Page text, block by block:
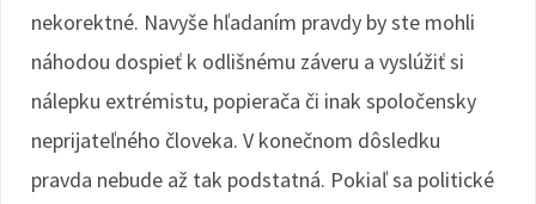
nekorektné. Navyše hľadaním pravdy by ste mohli
náhodou dospieť k odlišnému záveru a vyslúžiť si
nálepku extrémistu, popierača či inak spoločensky
neprijateľného človeka. V konečnom dôsledku
pravda nebude až tak podstatná. Pokiaľ sa politické